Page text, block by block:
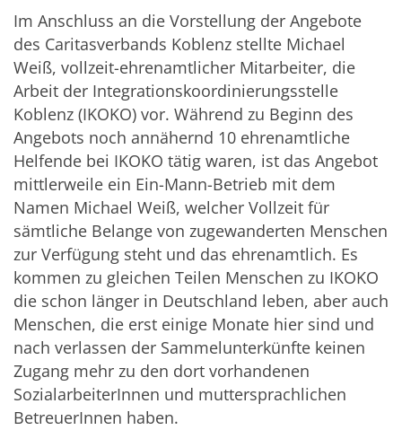
Im Anschluss an die Vorstellung der Angebote
des Caritasverbands Koblenz stellte Michael
Weiß, vollzeit-ehrenamtlicher Mitarbeiter, die
Arbeit der Integrationskoordinierungsstelle
Koblenz (IKOKO) vor. Während zu Beginn des
Angebots noch annähernd 10 ehrenamtliche
Helfende bei IKOKO tätig waren, ist das Angebot
mittlerweile ein Ein-Mann-Betrieb mit dem
Namen Michael Weiß, welcher Vollzeit für
sämtliche Belange von zugewanderten Menschen
zur Verfügung steht und das ehrenamtlich. Es
kommen zu gleichen Teilen Menschen zu IKOKO
die schon länger in Deutschland leben, aber auch
Menschen, die erst einige Monate hier sind und
nach verlassen der Sammelunterkünfte keinen
Zugang mehr zu den dort vorhandenen
SozialarbeiterInnen und muttersprachlichen
BetreuerInnen haben.